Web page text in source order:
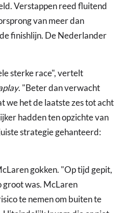
Verstappen reed fluitend
van meer dan
finishlijn. De Nederlander
sterke race", vertelt
. "Beter dan verwacht
we het de laatste zes tot acht
hadden ten opzichte van
strategie gehanteerd:
gokken. "Op tijd gepit,
groot was. McLaren
te nemen om buiten te